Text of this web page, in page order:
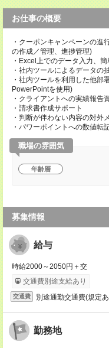
お仕事の概要
・クーポンキャンペーンの進
の作成／管理、進捗管理)
・Excel上でのデータ入力、
・社内ツールによるデータの
・社内ツールを利用した他部
PowerPointを使用)
・クライアントへの実績報告
・請求書作成サポート
・判断が伴わない内容の対外
・パワーポイントへの数値転
職場の雰囲気
年齢層
募集情報
給与
時給2000～2050円＋交
交通費別途支給あり
交通費 別途通勤交通費(規定
勤務地